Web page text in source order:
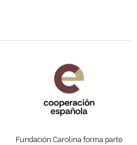
Fundación Carolina forma parte